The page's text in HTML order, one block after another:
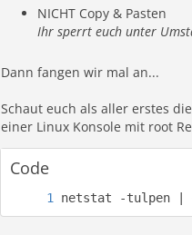
NICHT Copy & Pasten
Ihr sperrt euch unter
Dann fangen wir mal an...
Schaut euch als aller erstes
einer Linux Konsole mit root
Code
netstat -tulpen |